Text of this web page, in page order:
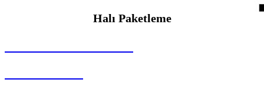
Halı Paketleme